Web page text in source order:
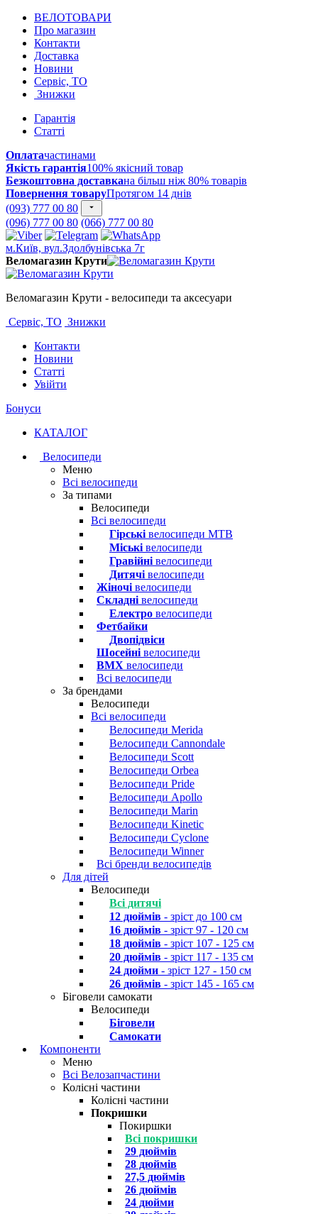
ВЕЛОТОВАРИ
Про магазин
Контакти
Доставка
Новини
Сервіс, ТО
Знижки
Гарантія
Статті
Оплатачастинами
Якість гарантія100% якісний товар
Безкоштовна доставкана більш ніж 80% товарів
Повернення товаруПротягом 14 днів
(093) 777 00 80
(096) 777 00 80 (066) 777 00 80
м.Київ, вул.Здолбунівська 7г
Веломагазин Крути
Веломагазин Крути - велосипеди та аксесуари
Сервіс, ТО Знижки
Контакти
Новини
Статті
Увійти
Бонуси
КАТАЛОГ
Велосипеди
Меню
Всі велосипеди
За типами
Велосипеди
Всі велосипеди
Гірські велосипеди MTB
Міські велосипеди
Гравійні велосипеди
Дитячі велосипеди
Жіночі велосипеди
Складні велосипеди
Електро велосипеди
Фетбайки
Двопідвіси
Шосейні велосипеди
BMX велосипеди
Всі велосипеди
За брендами
Велосипеди
Всі велосипеди
Велосипеди Merida
Велосипеди Cannondale
Велосипеди Scott
Велосипеди Orbea
Велосипеди Pride
Велосипеди Apollo
Велосипеди Marin
Велосипеди Kinetic
Велосипеди Cyclone
Велосипеди Winner
Всі бренди велосипедів
Для дітей
Велосипеди
Всі дитячі
12 дюймів - зріст до 100 см
16 дюймів - зріст 97 - 120 см
18 дюймів - зріст 107 - 125 см
20 дюймів - зріст 117 - 135 см
24 дюйми - зріст 127 - 150 см
26 дюймів - зріст 145 - 165 см
Біговели самокати
Велосипеди
Біговели
Самокати
Компоненти
Меню
Всі Велозапчастини
Колісні частини
Колісні частини
Покришки
Покиршки
Всі покришки
29 дюймів
28 дюймів
27,5 дюймів
26 дюймів
24 дюйми